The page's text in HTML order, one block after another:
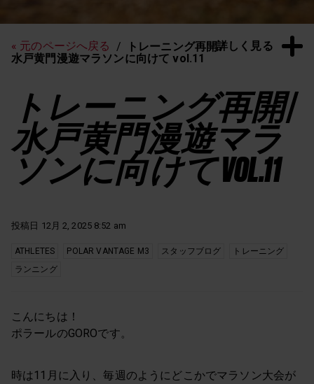
詳しく見る
« 元のページへ戻る
トレーニング再開 /
水戸黄門漫遊マラソンに向けて vol.11
トレーニング再開 /
水戸黄門漫遊マラ
ソンに向けて VOL.11
投稿日 12月 2, 2025 8:52 am
ATHLETES POLAR VANTAGE M3 スタッフブログ
トレーニング
ランニング
こんにちは！
ポラールのGOROです。
時は11月に入り、毎週のようにどこかでマラソン大会が